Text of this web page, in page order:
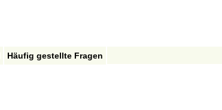
Häufig gestellte Fragen